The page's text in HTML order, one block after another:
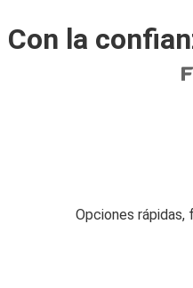
Con la
Opciones